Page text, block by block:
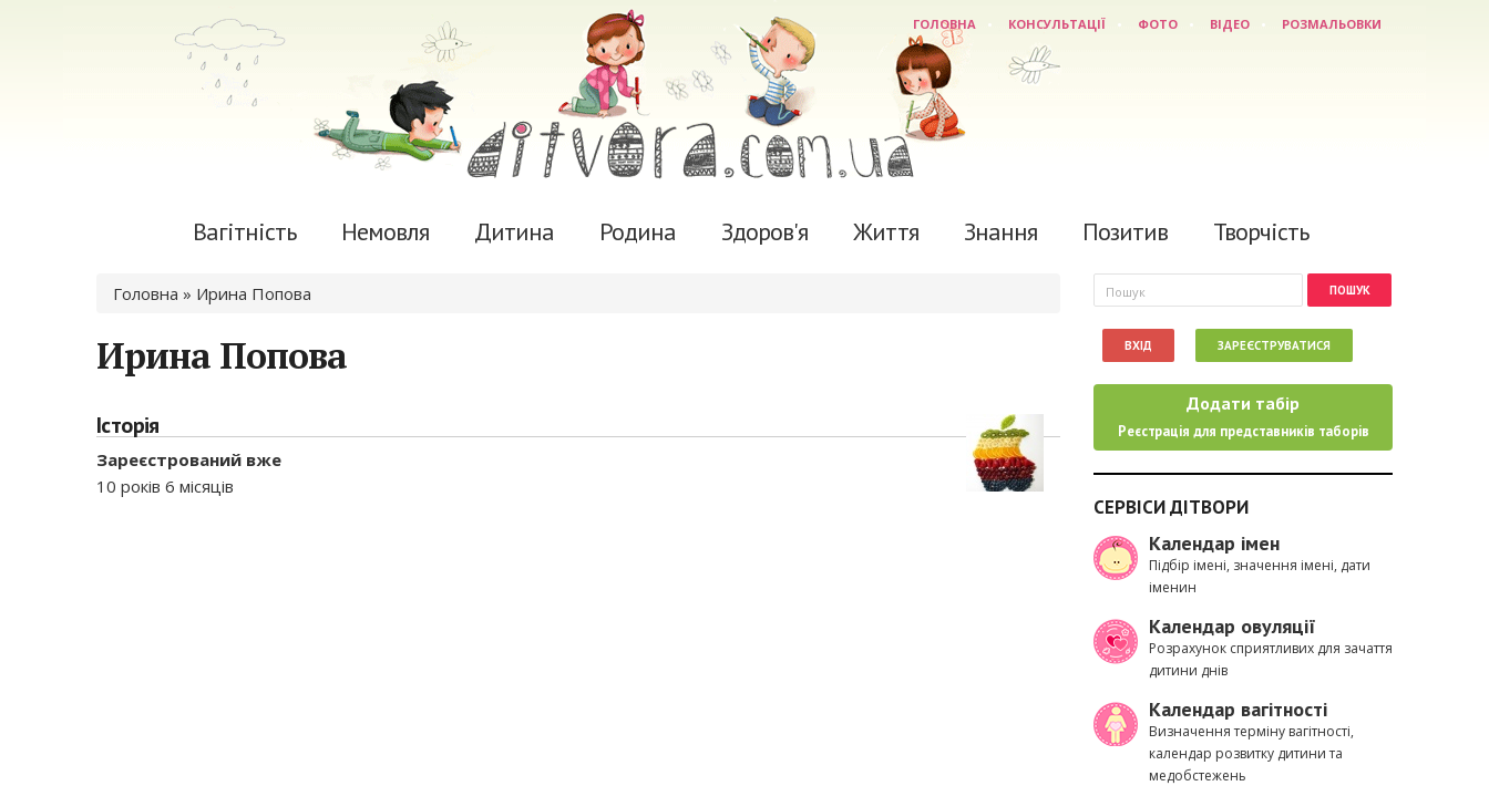
ГОЛОВНА КОНСУЛЬТАЦІЇ ФОТО ВІДЕО РОЗМАЛЬОВКИ
Вагітність Немовля Дитина Родина Здоров'я Життя Знання Позитив Творчість
Ви є тут
Головна » Ирина Попова
Ирина Попова
Історія
Зареєстрований вже
10 років 6 місяців
Пошукова форма
Пошук
ВХІД ЗАРЕЄСТРУВАТИСЯ
Додати табір
Реєстрація для представників таборів
СЕРВІСИ ДІТВОРИ
Календар імен
Підбір імені, значення імені, дати
іменин
Календар овуляції
Розрахунок сприятливих для зачаття
дитини днів
Календар вагітності
Визначення терміну вагітності,
календар розвитку дитини та
медобстежень